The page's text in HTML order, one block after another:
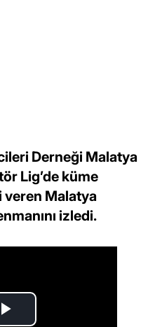
Derneği Malatya
Lig’de küme
veren Malatya
izledi.